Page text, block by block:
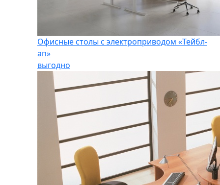
Офисные столы с электроприводом «Тейбл-
ап»
выгодно